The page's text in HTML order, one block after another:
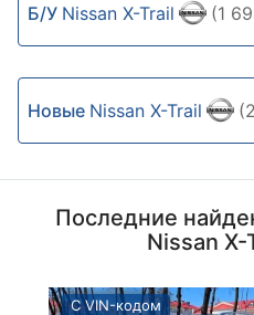
Б/У Nissan X-Trail (1
Новые Nissan X-Trail
Последние
Nissan X-
С VIN-кодом